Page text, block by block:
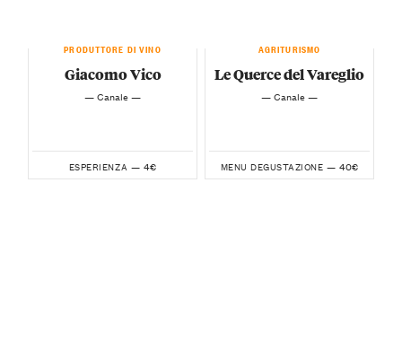
PRODUTTORE DI VINO
Giacomo Vico
— Canale —
ESPERIENZA — 4€
AGRITURISMO
Le Querce del Vareglio
— Canale —
MENU DEGUSTAZIONE — 40€